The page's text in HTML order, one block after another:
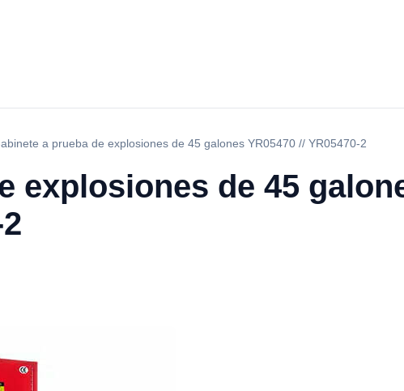
a prueba de explosiones de 45 galones YR05470 // YR05470-2
explosiones de 45